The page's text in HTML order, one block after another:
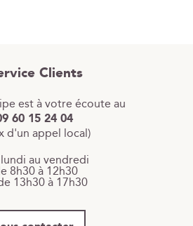
Clients
est à votre écoute au
60 15 24 04
d'un appel local)
au vendredi
8h30 à 12h30
13h30 à 17h30